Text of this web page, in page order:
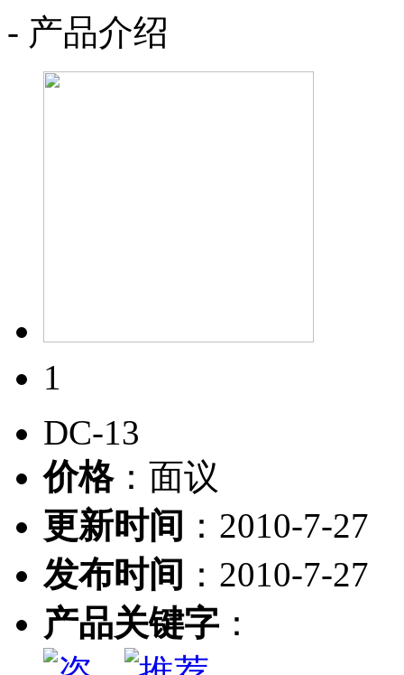
- 产品介绍
1
DC-13
价格：面议
更新时间 ：2010-7-27
发布时间 ：2010-7-27
产品关键字 ：